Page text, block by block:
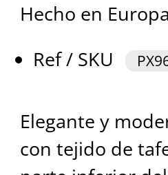
Hecho en Europa
Ref / SKU
Elegante y
con tejido de